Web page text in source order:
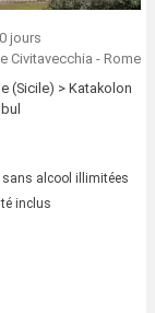
jours
Civitavecchia - Rome
(Sicile) > Katakolon
alcool illimitées
inclus